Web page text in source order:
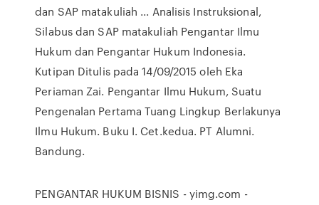
dan SAP matakuliah ... Analisis Instruksional,
Silabus dan SAP matakuliah Pengantar Ilmu
Hukum dan Pengantar Hukum Indonesia.
Kutipan Ditulis pada 14/09/2015 oleh Eka
Periaman Zai. Pengantar Ilmu Hukum, Suatu
Pengenalan Pertama Tuang Lingkup Berlakunya
Ilmu Hukum. Buku I. Cet.kedua. PT Alumni.
Bandung.
PENGANTAR HUKUM BISNIS - yimg.com -